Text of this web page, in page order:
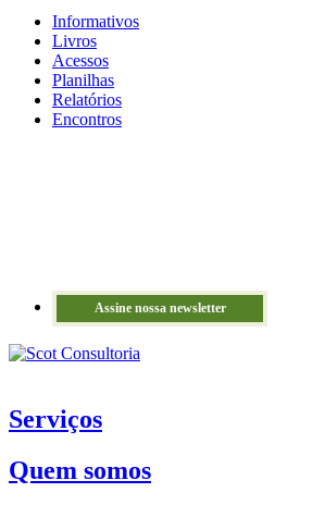
Informativos
Livros
Acessos
Planilhas
Relatórios
Encontros
Assine nossa newsletter
Serviços
Quem somos